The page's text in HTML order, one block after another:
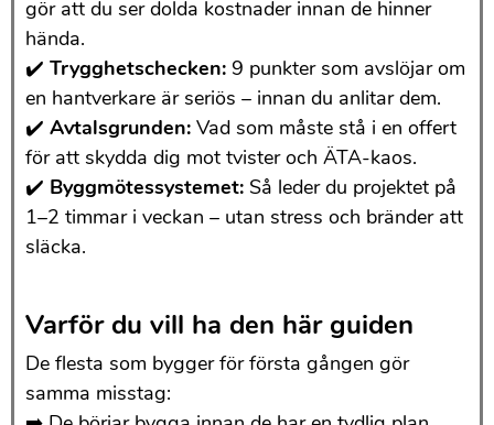
gör att du ser dolda kostnader innan de hinner
hända.
✔️ Trygghetschecken: 9 punkter som avslöjar om
en hantverkare är seriös – innan du anlitar dem.
✔️ Avtalsgrunden: Vad som måste stå i en offert
för att skydda dig mot tvister och ÄTA-kaos.
✔️ Byggmötessystemet: Så leder du projektet på
1–2 timmar i veckan – utan stress och bränder att
släcka.
Varför du vill ha den här guiden
De flesta som bygger för första gången gör
samma misstag: